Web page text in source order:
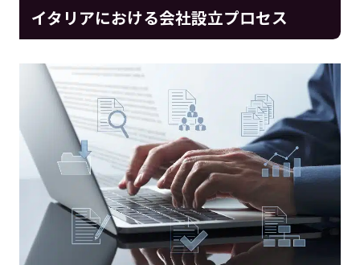
イタリアにおける会社設立プロセス